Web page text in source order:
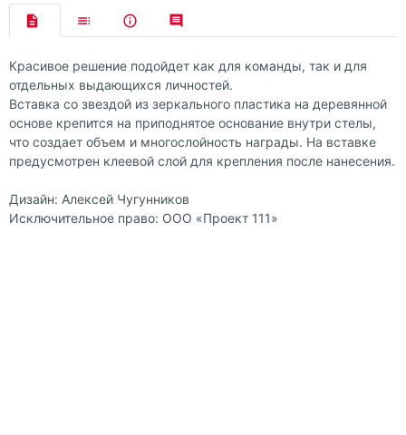
Красивое решение подойдет как для команды, так и для
отдельных выдающихся личностей.
Вставка со звездой из зеркального пластика на деревянной
основе крепится на приподнятое основание внутри стелы,
что создает объем и многослойность награды. На вставке
предусмотрен клеевой слой для крепления после нанесения.
Дизайн: Алексей Чугунников
Исключительное право: ООО «Проект 111»